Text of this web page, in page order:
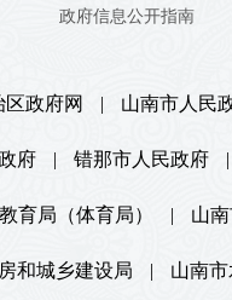
政府信息公开指南
政府网 | 山南市人民
府 | 错那市人民政府 |
育局（体育局） | 山
和城乡建设局 | 山南